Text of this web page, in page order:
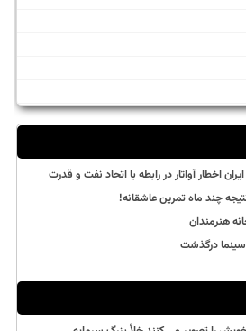
اخطار آواتار در رابطه با اتحاد نفت و قدرت
چند ماه تمرین عاشقانه!
هنرمندان
درگذشت